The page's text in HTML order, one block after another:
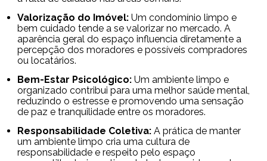
Valorização do Imóvel: Um condomínio limpo e
bem cuidado tende a se valorizar no mercado. A
aparência geral do espaço influencia diretamente a
percepção dos moradores e possíveis compradores
ou locatários.
Bem-Estar Psicológico: Um ambiente limpo e
organizado contribui para uma melhor saúde mental,
reduzindo o estresse e promovendo uma sensação
de paz e tranquilidade entre os moradores.
Responsabilidade Coletiva: A prática de manter
um ambiente limpo cria uma cultura de
responsabilidade e respeito pelo espaço